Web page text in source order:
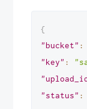
{
"bucket" :
"key" :
"status" :